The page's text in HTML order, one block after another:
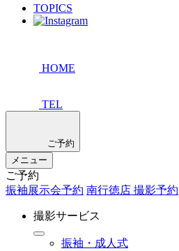
TOPICS
HOME
TEL
ご予約
メニュー
ご予約
振袖展示会予約 南行徳店 撮影予約
撮影サービス
振袖・成人式